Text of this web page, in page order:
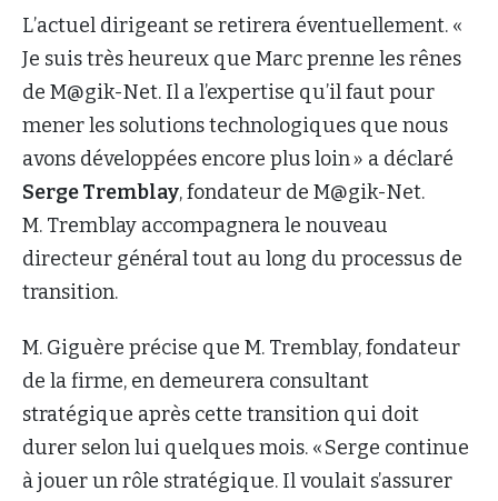
L’actuel dirigeant se retirera éventuellement. «
Je suis très heureux que Marc prenne les rênes
de M@gik-Net. Il a l’expertise qu’il faut pour
mener les solutions technologiques que nous
avons développées encore plus loin » a déclaré
Serge Tremblay, fondateur de M@gik-Net.
M. Tremblay accompagnera le nouveau
directeur général tout au long du processus de
transition.
M. Giguère précise que M. Tremblay, fondateur
de la firme, en demeurera consultant
stratégique après cette transition qui doit
durer selon lui quelques mois. « Serge continue
à jouer un rôle stratégique. Il voulait s’assurer